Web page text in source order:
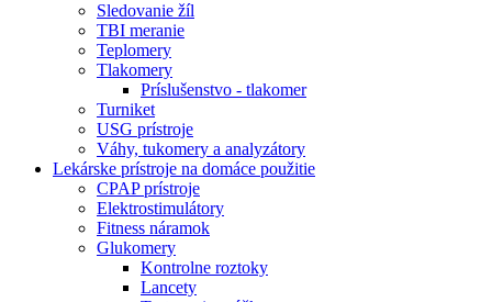
Sledovanie žíl
TBI meranie
Teplomery
Tlakomery
Príslušenstvo - tlakomer
Turniket
USG prístroje
Váhy, tukomery a analyzátory
Lekárske prístroje na domáce použitie
CPAP prístroje
Elektrostimulátory
Fitness náramok
Glukomery
Kontrolne roztoky
Lancety